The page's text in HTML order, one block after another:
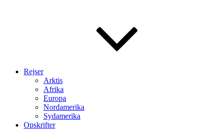
Rejser
Arktis
Afrika
Europa
Nordamerika
Sydamerika
Opskrifter